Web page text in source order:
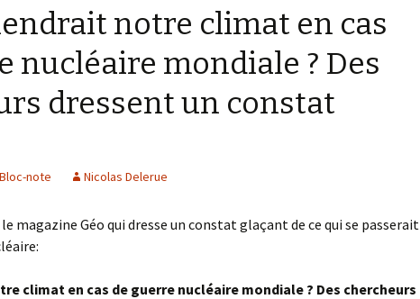
notre climat en cas
nucléaire mondiale ? Des
dressent un constat
Bloc-note Nicolas Delerue
magazine Géo qui dresse un constat glaçant de ce qui se passerait
climat en cas de guerre nucléaire mondiale ? Des chercheurs